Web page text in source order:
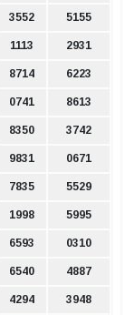
3552 5155
1113 2931
8714 6223
0741 8613
8350 3742
9831 0671
7835 5529
1998 5995
6593 0310
6540 4887
4294 3948